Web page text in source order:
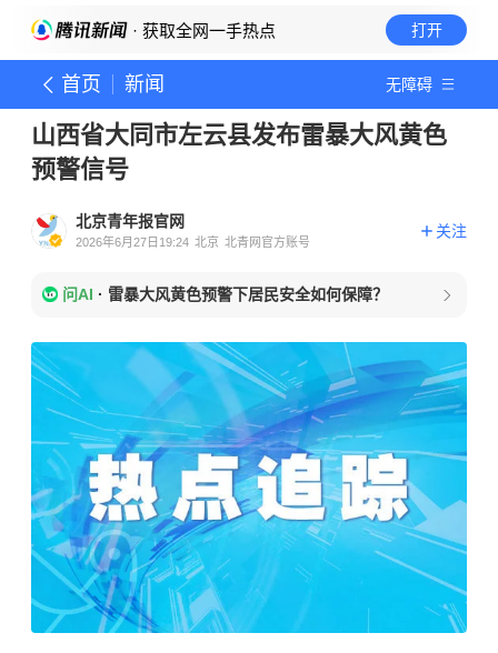
· 获取全网一手热点 打开
首页 新闻 无障碍
山西省大同市左云县发布雷暴大风黄色
预警信号
北京青年报官网
2026年6月27日19:24 北京 北青网官方账号
关注
问AI · 雷暴大风黄色预警下居民安全如何保障？